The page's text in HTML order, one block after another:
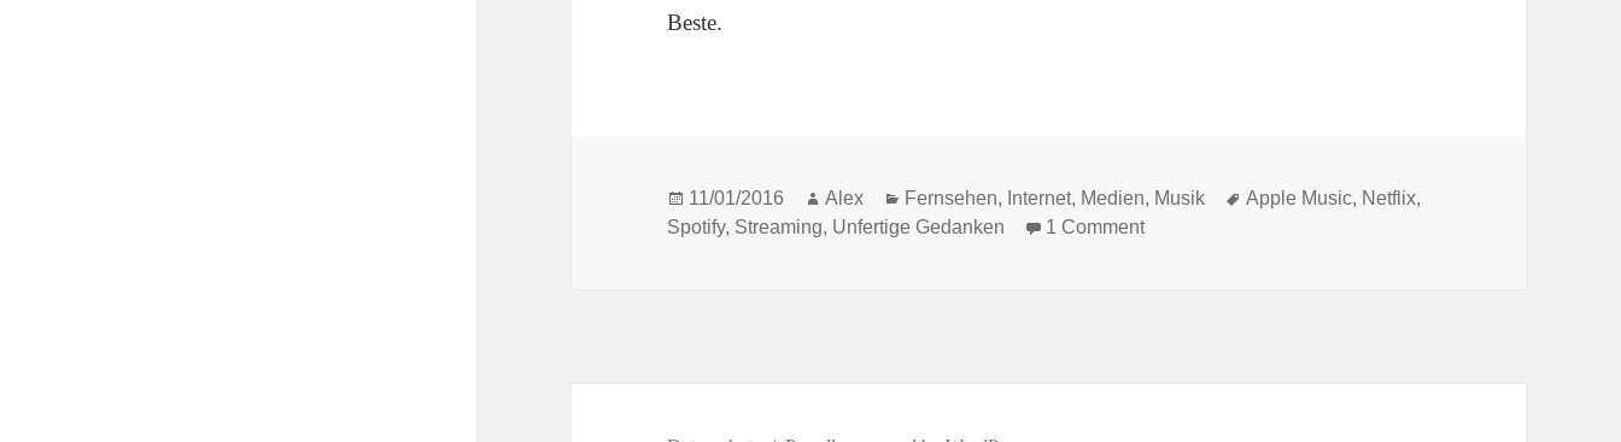
Beste.
Posted
on
11/01/2016 Author
Alex Categories
Fernsehen, Internet, Medien, Musik Tags
Apple Music, Netflix,
Spotify, Streaming, Unfertige Gedanken 1 Commenton Das erneute Ende des großen Büffets